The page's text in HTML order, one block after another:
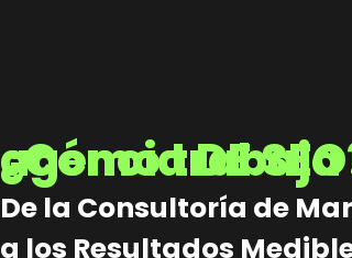
¿Cómo trabaja nuestra agencia DE
De la Consultoría de
a los Resultados